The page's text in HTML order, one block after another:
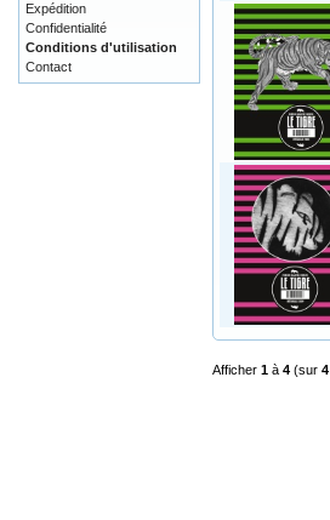
Afficher 1 à 4 (sur 4
Expédition
Confidentialité
Conditions d'utilisation
Contact